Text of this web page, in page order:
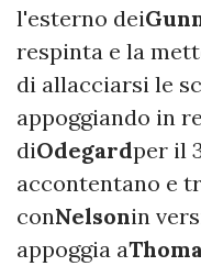
l'esterno dei
respinta e la
di allacciarsi le
appoggiando in
diOdegardper il
accontentano e
conNelsonin
appoggia a